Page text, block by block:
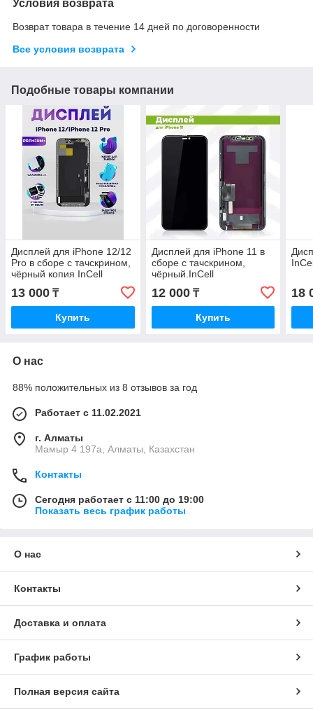
Условия возврата
Возврат товара в течение 14 дней по договоренности
Все условия возврата
Подобные товары компании
Дисплей для iPhone 12/12
Pro в сборе с тачскрином,
чёрный копия InCell
13 000 ₸
Купить
Дисплей для iPhone 11 в
сборе с тачскрином,
чёрный.InCell
12 000₸
Купить
18
О нас
88% положительных из 8 отзывов за год
Работает с 11.02.2021
г. Алматы
Мамыр 4 197а, Алматы, Казахстан
Контакты
Сегодня работает с 11:00 до 19:00
Показать весь график работы
О нас
Контакты
Доставка и оплата
График работы
Полная версия сайта